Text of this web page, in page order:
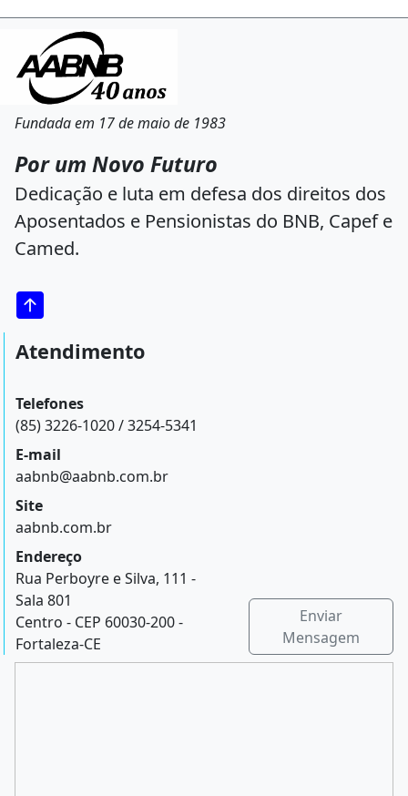
Fundada em 17 de maio de 1983
Por um Novo Futuro
Dedicação e luta em defesa dos direitos dos
Aposentados e Pensionistas do BNB, Capef e
Camed.
Atendimento
Telefones
(85) 3226-1020 / 3254-5341
E-mail
aabnb@aabnb.com.br
Site
aabnb.com.br
Endereço
Rua Perboyre e Silva, 111 -
Sala 801
Centro - CEP 60030-200 -
Fortaleza-CE
Enviar
Mensagem